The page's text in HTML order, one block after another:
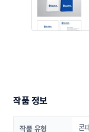
작품 정보
작품 유형 콘